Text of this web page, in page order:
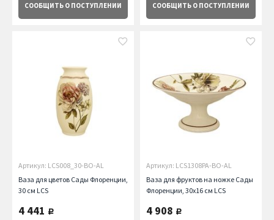
СООБЩИТЬ О ПОСТУПЛЕНИИ СООБЩИТЬ О ПОСТУПЛЕНИИ
Артикул: LCS008_30-BO-AL
Ваза для цветов Сады Флоренции,
30 см LCS
4 441 руб.
Артикул: LCS1308PA-BO-AL
Ваза для фруктов на ножке Сады
Флоренции, 30х16 см LCS
4 908 руб.